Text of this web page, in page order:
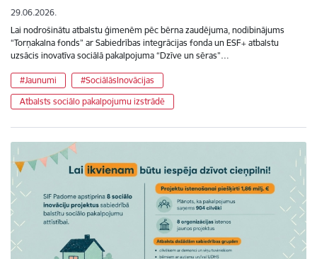
29.06.2026.
Lai nodrošinātu atbalstu ģimenēm pēc bērna zaudējuma, nodibinājums
“Torņakalna fonds” ar Sabiedrības integrācijas fonda un ESF+ atbalstu
uzsācis inovatīva sociālā pakalpojuma “Dzīve un sēras”…
#Jaunumi
#SociālāsInovācijas
Atbalsts sociālo pakalpojumu izstrādē